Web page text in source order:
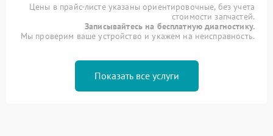
Цены в прайс-листе указаны ориентировочные, без учета
стоимости запчастей.
Записывайтесь на бесплатную диагностику.
Мы проверим ваше устройство и укажем на неисправность.
Показать все услуги